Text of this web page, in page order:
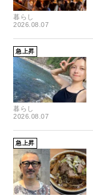
暮らし
2026.08.07
急上昇
暮らし
2026.08.07
急上昇